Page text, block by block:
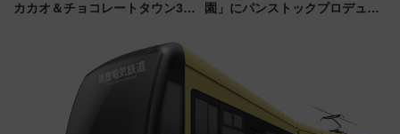
カカオ＆チョコレートタウン3周
詰め放題を開催、ロイズタウン
駅からのアクセスも
園」にパンストックプロデュー
も！